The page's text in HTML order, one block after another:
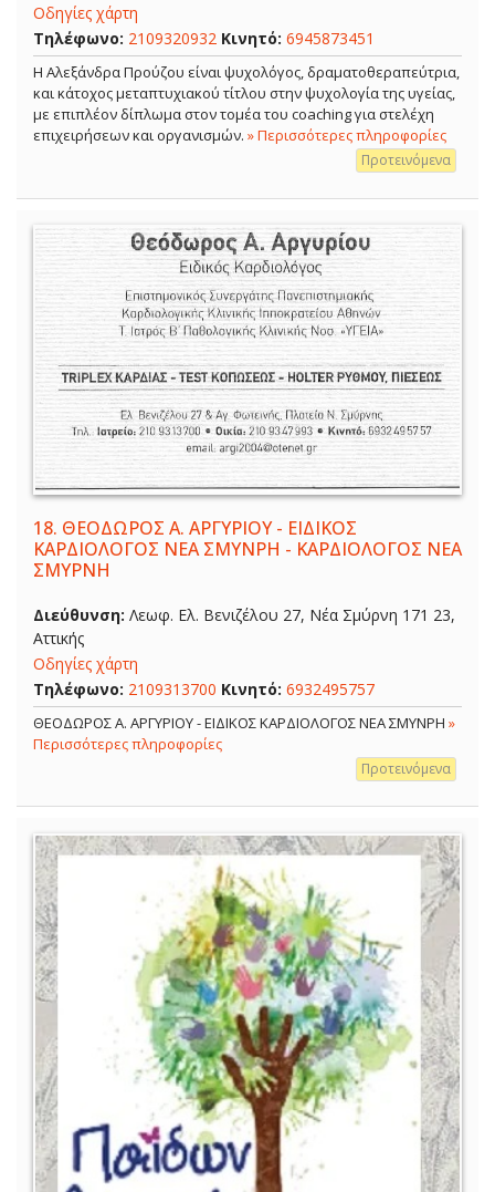
Οδηγίες χάρτη
Τηλέφωνο: 2109320932 Κινητό: 6945873451
Η Αλεξάνδρα Προύζου είναι ψυχολόγος, δραματοθεραπεύτρια,
και κάτοχος μεταπτυχιακού τίτλου στην ψυχολογία της υγείας,
με επιπλέον δίπλωμα στον τομέα του coaching για στελέχη
επιχειρήσεων και οργανισμών. » Περισσότερες πληροφορίες
Προτεινόμενα
18. ΘΕΟΔΩΡΟΣ Α. ΑΡΓΥΡΙΟΥ - ΕΙΔΙΚΟΣ
ΚΑΡΔΙΟΛΟΓΟΣ ΝΕΑ ΣΜΥΝΡΗ - ΚΑΡΔΙΟΛΟΓΟΣ ΝΕΑ
ΣΜΥΡΝΗ
Διεύθυνση: Λεωφ. Ελ. Βενιζέλου 27, Νέα Σμύρνη 171 23,
Αττικής
Οδηγίες χάρτη
Τηλέφωνο: 2109313700 Κινητό: 6932495757
ΘΕΟΔΩΡΟΣ Α. ΑΡΓΥΡΙΟΥ - ΕΙΔΙΚΟΣ ΚΑΡΔΙΟΛΟΓΟΣ ΝΕΑ ΣΜΥΝΡΗ »
Περισσότερες πληροφορίες
Προτεινόμενα